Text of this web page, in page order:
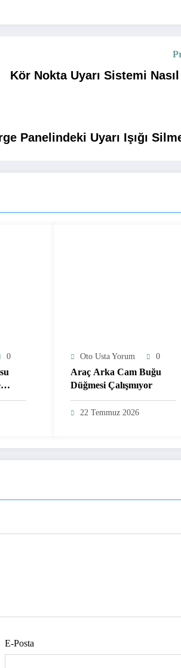
Kör Nokta Uyarı Sistemi Nasıl
Panelindeki Uyarı Işığı
0 Oto Usta Yorum 0
Araç Arka Cam Buğu
Düğmesi Çalışmıyor
22 Temmuz 2026
E-Posta